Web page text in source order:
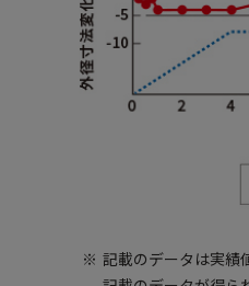
※ 記載のデータは実績